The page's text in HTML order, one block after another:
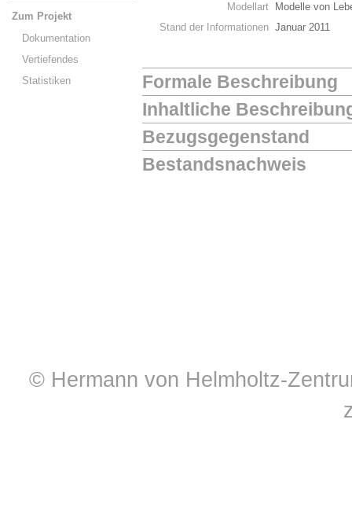
Zum Projekt
Dokumentation
Vertiefendes
Statistiken
Modellart
Modelle von
Stand der Informationen Januar 2011
Formale Beschreibung
Inhaltliche
Bezugsgegenstand
Bestandsnachweis
© Hermann von Helmholtz-